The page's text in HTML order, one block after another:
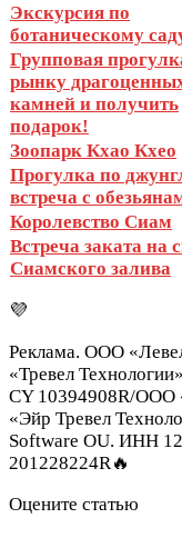
Экскурсия по
ботаническому
Групповая
рынку
камней и получить
подарок!
Зоопарк Кхао Кхео
Прогулка по
встреча с
Королевство Сиам
Встреча заката на
Сиамского залива
💜
Реклама. ООО
«Тревел
CY 10394908R/
«Эйр Тревел
Software OU. ИНН
201228224R🔥
Оцените статью